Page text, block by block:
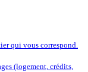
qui vous correspond.
(logement, crédits,